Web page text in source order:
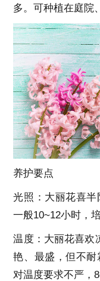
多。可种植在庭院
养护要点
光照：大丽花喜
一般10~12小时，
温度：大丽花喜欢
艳、最盛，但不
对温度要求不严，